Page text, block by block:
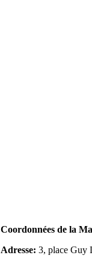
Coordonnées de la
Adresse: 3, place Guy